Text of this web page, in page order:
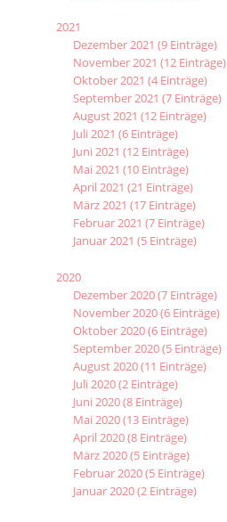
2021
Dezember 2021 (9 Einträge)
November 2021 (12 Einträge)
Oktober 2021 (4 Einträge)
September 2021 (7 Einträge)
August 2021 (12 Einträge)
Juli 2021 (6 Einträge)
Juni 2021 (12 Einträge)
Mai 2021 (10 Einträge)
April 2021 (21 Einträge)
März 2021 (17 Einträge)
Februar 2021 (7 Einträge)
Januar 2021 (5 Einträge)
2020
Dezember 2020 (7 Einträge)
November 2020 (6 Einträge)
Oktober 2020 (6 Einträge)
September 2020 (5 Einträge)
August 2020 (11 Einträge)
Juli 2020 (2 Einträge)
Juni 2020 (8 Einträge)
Mai 2020 (13 Einträge)
April 2020 (8 Einträge)
März 2020 (5 Einträge)
Februar 2020 (5 Einträge)
Januar 2020 (2 Einträge)